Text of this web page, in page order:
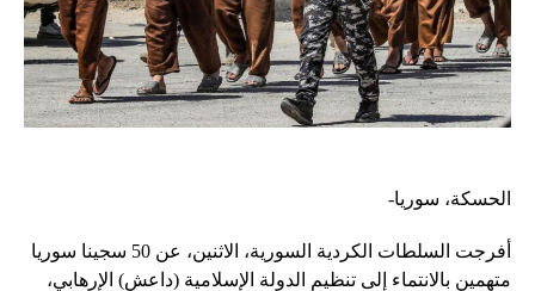
الحسكة، سوريا-
أفرجت السلطات الكردية السورية، الاثنين، عن 50 سجينا سوريا
متهمين بالانتماء إلى تنظيم الدولة الإسلامية (داعش) الإرهابي،